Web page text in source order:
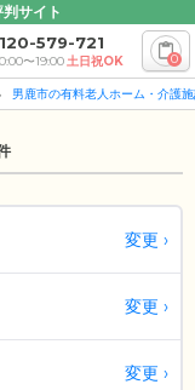
サイト
579-721
〜19:00土日祝OK 0
男鹿市の有料老人ホーム・介護
変更
変更
変更